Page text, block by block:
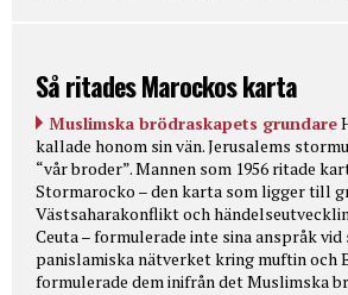
Så ritades Marockos karta
Muslimska brödraskapets grundare
kallade honom sin vän. Jerusalems
“vår broder”. Mannen som 1956 ritade
Stormarocko – den karta som ligger till
Västsaharakonflikt och
Ceuta – formulerade inte sina anspråk vid
panislamiska nätverket kring muftin och
formulerade dem inifrån det Muslimska